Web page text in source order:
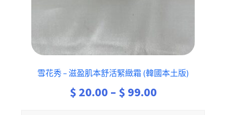
雪花秀 – 滋盈肌本舒活緊緻霜 (韓國本土版)
$ 20.00 – $ 99.00Price